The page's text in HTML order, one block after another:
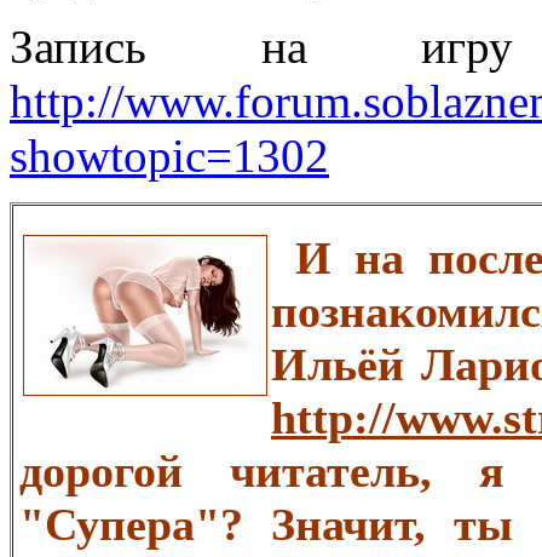
Запись на
http://
showtopic=1302
И на
Ильёй
http://
дорогой читатель,
"Супера"? Значит, ты